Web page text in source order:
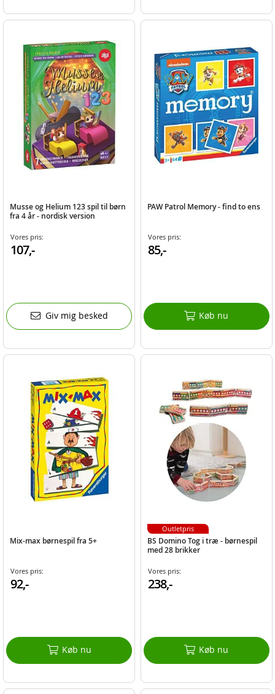
Musse og Helium 123 spil til børn
fra 4 år - nordisk version
Vores pris:
107,-
Giv mig besked
PAW Patrol Memory - find to ens
Vores pris:
85,-
Køb nu
Mix-max børnespil fra 5+
Vores pris:
92,-
Køb nu
BS Domino Tog i træ - børnespil
med 28 brikker
Vores pris:
238,-
Køb nu
Outletpris